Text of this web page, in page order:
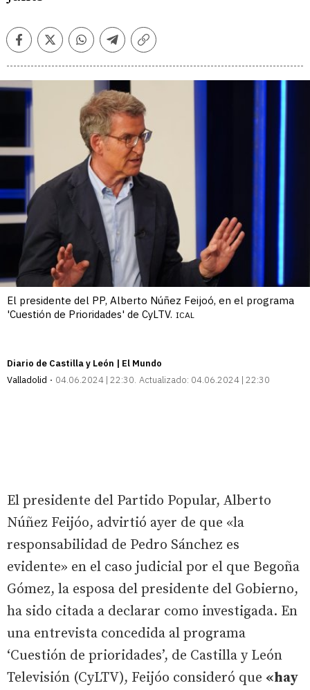
FacebookTwitterWhatsappTelegramCopiar
El presidente del PP, Alberto Núñez Feijoó, en el programa
'Cuestión de Prioridades' de CyLTV. ICAL
Diario de Castilla y León | El Mundo
Valladolid
04.06.2024 | 22:30 Actualizado: 04.06.2024 | 22:30
El presidente del Partido Popular, Alberto
Núñez Feijóo, advirtió ayer de que «la
responsabilidad de Pedro Sánchez es
evidente» en el caso judicial por el que Begoña
Gómez, la esposa del presidente del Gobierno,
ha sido citada a declarar como investigada. En
una entrevista concedida al programa
‘Cuestión de prioridades’, de Castilla y León
Televisión (CyLTV), Feijóo consideró que «hay